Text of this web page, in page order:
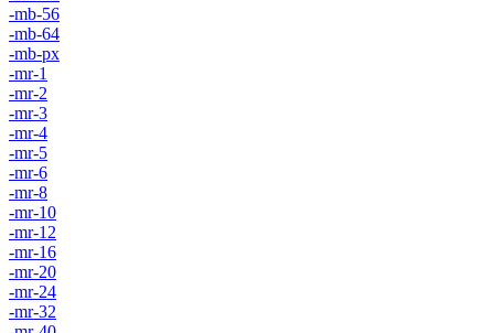
-mb-56
-mb-64
-mb-px
-mr-1
-mr-2
-mr-3
-mr-4
-mr-5
-mr-6
-mr-8
-mr-10
-mr-12
-mr-16
-mr-20
-mr-24
-mr-32